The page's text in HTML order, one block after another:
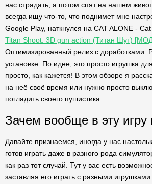
нас страдать, а потом спят на нашем
всегда ищу что-то, что поднимет мне
Google Play, наткнулся на CAT ALONE -
Titan Shoot: 3D gun action (Титан Шут)
Оптимизированный релиз с доработками.
установке. По идее, это просто игрушка
просто, как кажется! В этом обзоре я
на неё своё время или нужно просто
погладить своего пушистика.
Зачем вообще в эту игру
Давайте признаемся, иногда у нас
готов играть даже в разного рода
как раз тот случай. Тут у вас есть
заставляя его играть с разными